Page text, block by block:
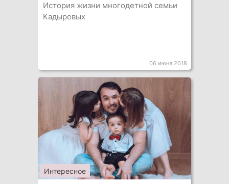
История жизни многодетной семьи
Кадыровых
06 июня 2018
Интересное